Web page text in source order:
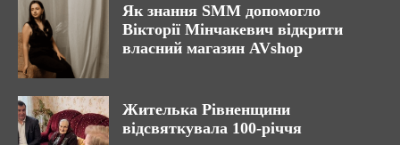
Як знання SMM допомогло
Вікторії Мінчакевич відкрити
власний магазин AVshop
Жителька Рівненщини
відсвяткувала 100-річчя